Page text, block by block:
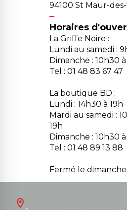
94100 St Maur-
Horaires
La Griffe Noire :
Lundi au samedi :
Dimanche : 10h30 à
Tel : 01 48 83 67 47
La boutique BD :
Lundi : 14h30 à 19h
Mardi au samedi :
19h
Dimanche : 10h30
Tel : 01 48 89 13 88
Fermé le
Août